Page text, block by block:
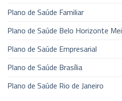
Plano de Saúde Familiar
Plano de Saúde Belo Horizonte Mei
Plano de Saúde Empresarial
Plano de Saúde Brasília
Plano de Saúde Rio de Janeiro